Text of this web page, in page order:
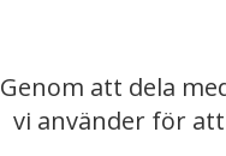
Genom att dela
vi använder för